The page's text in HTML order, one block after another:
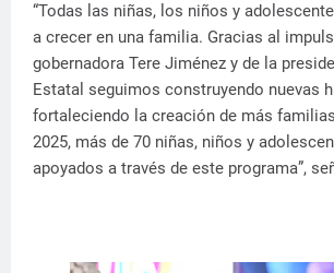
“Todas las niñas, los niños y
a crecer en una familia. Gracias al
gobernadora Tere Jiménez y de la
Estatal seguimos construyendo nuevas
fortaleciendo la creación de más
2025, más de 70 niñas, niños y
apoyados a través de este programa”,